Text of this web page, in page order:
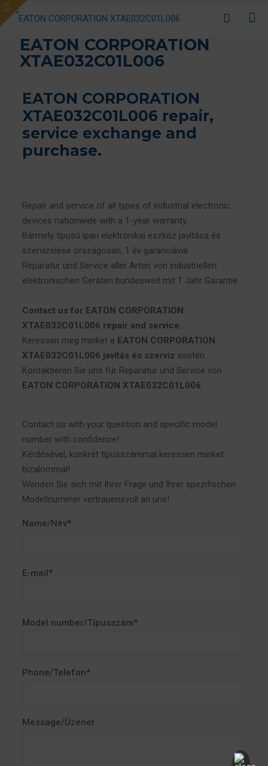
EATON CORPORATION
XTAE032C01L006
EATON CORPORATION
XTAE032C01L006 repair,
service exchange and
purchase.
Repair and service of all types of industrial electronic
devices nationwide with a 1-year warranty.
Bármely típusú ipari elektronikai eszköz javítása és
szervizelése országosan, 1 év garanciával.
Reparatur und Service aller Arten von industriellen
elektronischen Geräten bundesweit mit 1 Jahr Garantie.
Contact us for EATON CORPORATION
XTAE032C01L006 repair and service.
Keressen meg minket a EATON CORPORATION
XTAE032C01L006 javítás és szerviz esetén.
Kontaktieren Sie uns für Reparatur und Service von
EATON CORPORATION XTAE032C01L006.
Contact us with your question and specific model
number with confidence!
Kérdésével, konkrét típusszámmal keressen minket
bizalommal!
Wenden Sie sich mit Ihrer Frage und Ihrer spezifischen
Modellnummer vertrauensvoll an uns!
Name/Név*
E-mail*
Model number/Típusszám*
Phone/Telefon*
Message/Üzenet